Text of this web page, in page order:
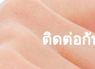
ติดต่อกั